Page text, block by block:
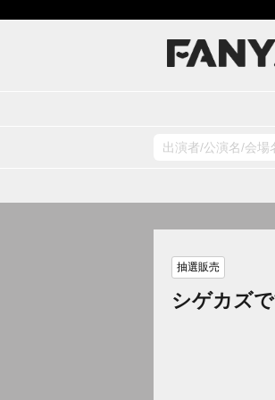
抽選販売
シゲカズ